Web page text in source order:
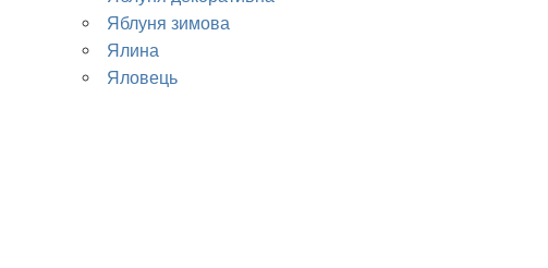
Яблуня зимова
Ялина
Яловець